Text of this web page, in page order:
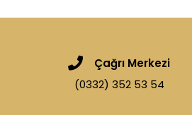
Çağrı Merkezi
(0332) 352 53 54